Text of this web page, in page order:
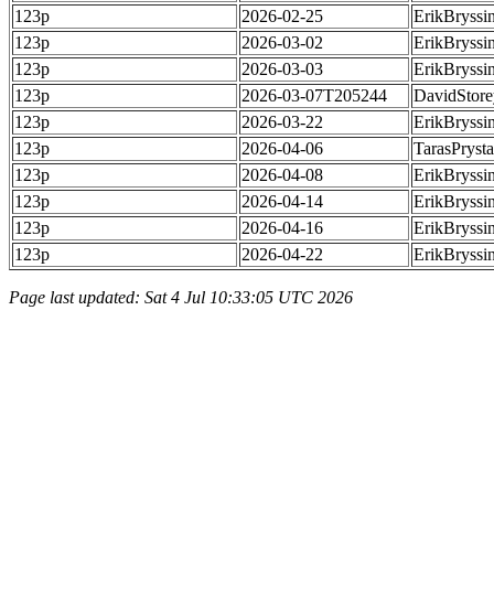
123p
2026-02-25
123p
2026-03-02
123p
2026-03-03
123p
2026-03-07T205244
123p
2026-03-22
123p
2026-04-06
123p
2026-04-08
123p
2026-04-14
123p
2026-04-16
123p
2026-04-22
Page last updated: Sat 4 Jul 10:33:05 UTC 2026